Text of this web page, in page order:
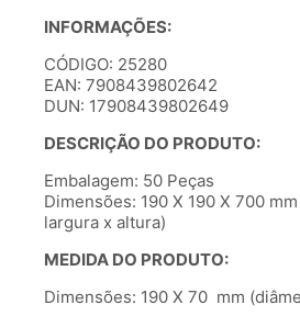
INFORMAÇÕES:
CÓDIGO: 25280
EAN: 7908439802642
DUN: 17908439802649
DESCRIÇÃO DO PRODUTO:
Embalagem: 50 Peças
Dimensões: 190 X 190 X 700
largura x altura)
MEDIDA DO PRODUTO:
Dimensões: 190 X 70 mm